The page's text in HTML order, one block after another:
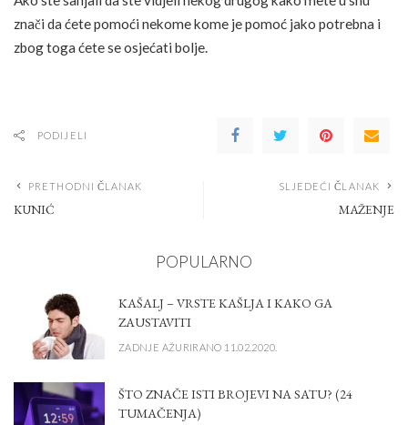
znači da ćete pomoći nekome kome je pomoć jako potrebna i
zbog toga ćete se osjećati bolje.
PODIJELI
PRETHODNI ČLANAK
KUNIĆ
SLJEDEĆI ČLANAK
MAŽENJE
POPULARNO
KAŠALJ – VRSTE KAŠLJA I KAKO GA
ZAUSTAVITI
ZADNJE AŽURIRANO 11.02.2020.
ŠTO ZNAČE ISTI BROJEVI NA SATU? (24
TUMAČENJA)